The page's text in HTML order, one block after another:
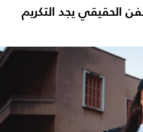
الحقيقي يجد التكريم